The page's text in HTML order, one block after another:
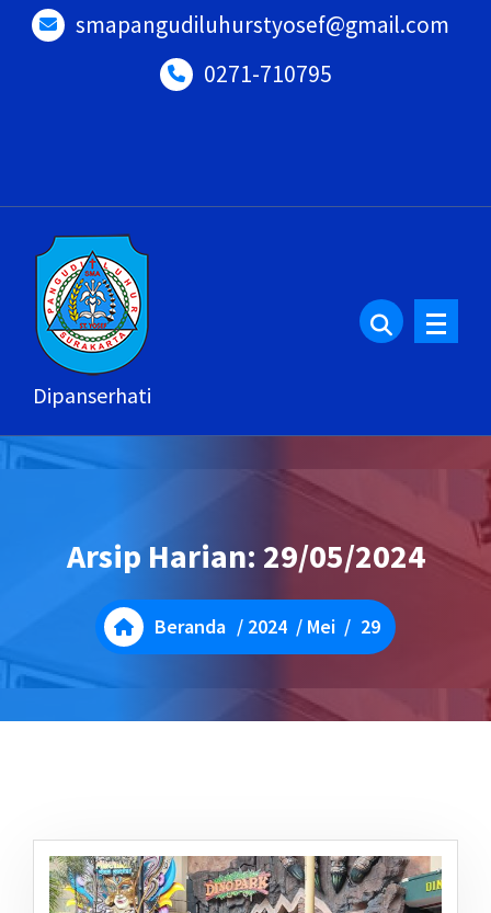
Lewati
smapangudiluhurstyosef@gmail.com
0271-710795
Dipanserhati
Arsip Harian: 29/05/2024
Beranda / 2024/ Mei/ 29